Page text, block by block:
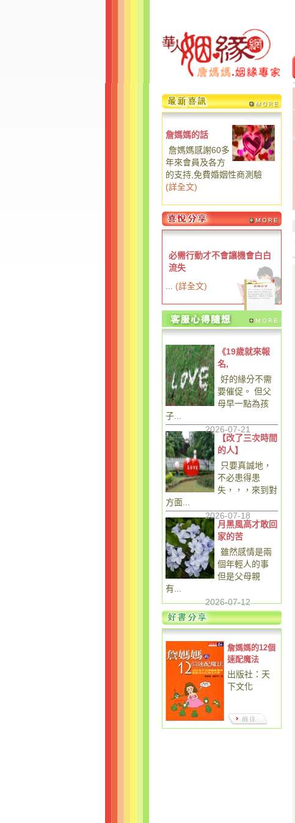
詹媽媽的話
詹媽媽感謝60多
年來會員及各方
的支持,免費婚姻性商測驗
(詳全文)
必需行動才不會讓機會白白
流失
(詳全文)
《19歲就來報
名,
好的緣分不需
要催促。 但父
母早一點為孩
子...
2026-07-21
【改了三次時間
的人】
只要真誠地，
不必患得患
失，，，來到對
方面...
2026-07-18
月黑風高才敢回
家的苦
雖然感情是兩
個年輕人的事
但是父母親
有...
2026-07-12
詹媽媽的12個
速配魔法
出版社：天
下文化